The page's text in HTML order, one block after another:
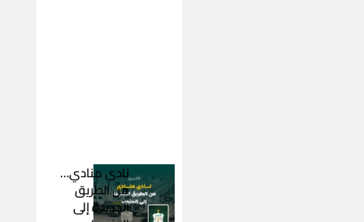
نادى منادي…
من الطريق
الجديدة إلى